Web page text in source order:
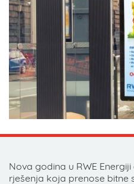
Nova godina u RWE
rješenja koja prenose bitne